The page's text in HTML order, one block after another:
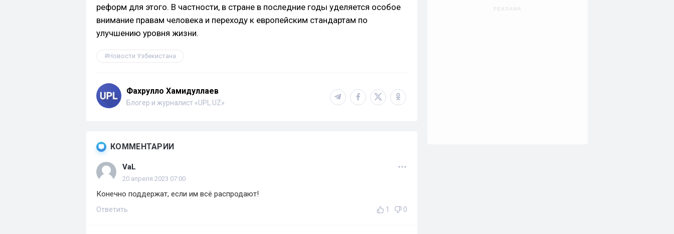
реформ для этого. В частности, в стране в последние годы уделяется особое
внимание правам человека и переходу к европейским стандартам по
улучшению уровня жизни.
Новости Узбекистана
Фахрулло Хамидуллаев
Блогер и журналист «UPL.UZ»
КОММЕНТАРИИ
VaL
20 апреля 2023 07:00
Конечно поддержат, если им всё распродают!
Ответить 1 0